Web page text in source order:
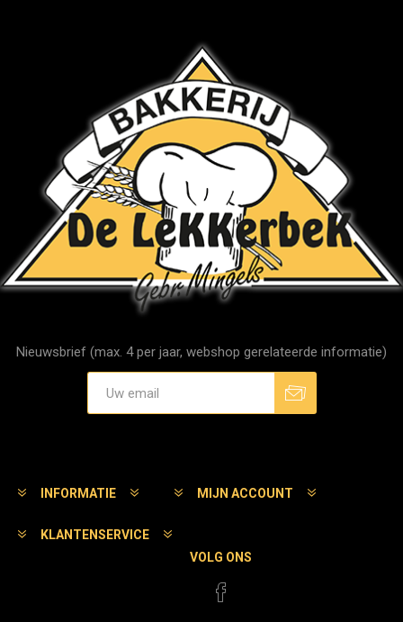
Nieuwsbrief (max. 4 per jaar, webshop gerelateerde informatie)
INFORMATIE MIJN ACCOUNT
KLANTENSERVICE
VOLG ONS